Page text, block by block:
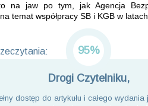
na jaw po tym, jak Agencja
temat współpracy SB i KGB w latach
95%
Drogi Czytelniku,
dostęp do artykułu i całego wydania